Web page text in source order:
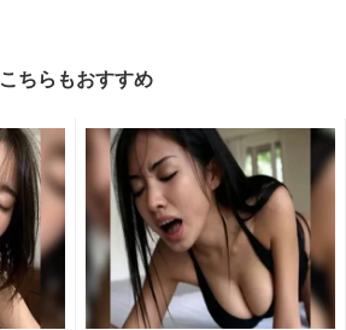
こちらもおすすめ